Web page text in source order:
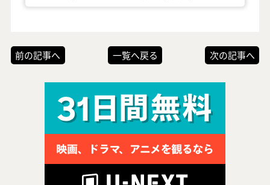
前の記事へ 一覧へ戻る 次の記事へ